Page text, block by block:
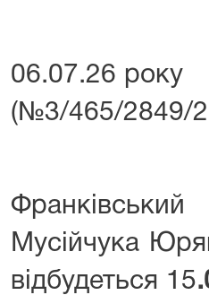
(№3/465/2849/
Мусійчука
відбудеться 15